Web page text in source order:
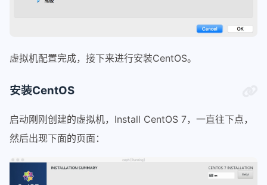
虚拟机配置完成，接下来进行安装CentOS。
安装CentOS
启动刚刚创建的虚拟机，Install CentOS 7，一直往下点，
然后出现下面的页面：